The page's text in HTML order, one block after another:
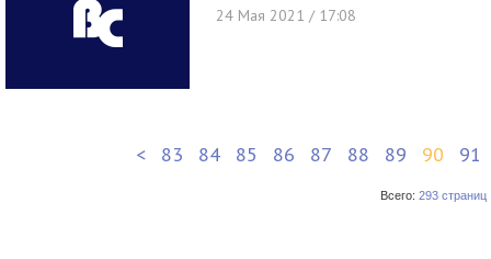
24 Мая 2021 / 17:08
< 83 84 85 86 87 88 89 90 91
Всего: 293 страниц